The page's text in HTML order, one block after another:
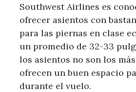
Southwest Airlines es
ofrecer asientos con
para las piernas en clase
un promedio de 32-33
los asientos no son los
ofrecen un buen espacio
durante el vuelo.